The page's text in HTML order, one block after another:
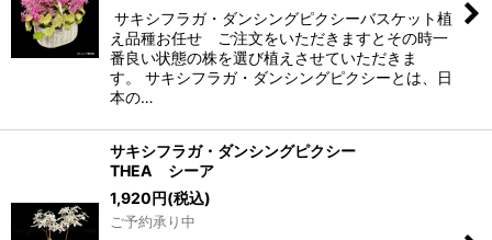
サキシフラガ・ダンシングピクシーバスケット植
え品種お任せ ご注文をいただきますとその時一
番良い状態の株を選び植えさせていただきま
す。 サキシフラガ・ダンシングピクシーとは、日
本の…
サキシフラガ・ダンシングピクシー
THEA シーア
1,920円(税込)
ご予約承り中